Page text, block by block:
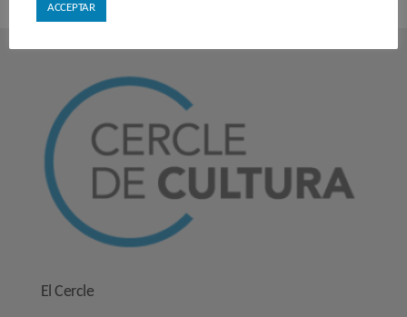
El Cercle
ACCEPTAR